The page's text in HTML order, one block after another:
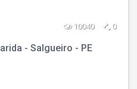
10040 0
- Salgueiro - PE